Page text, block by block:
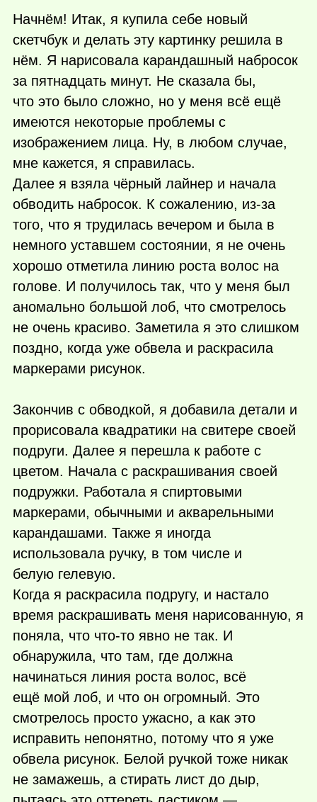
Начнём! Итак, я купила себе новый
скетчбук и делать эту картинку решила в
нём. Я нарисовала карандашный набросок
за пятнадцать минут. Не сказала бы,
что это было сложно, но у меня всё ещё
имеются некоторые проблемы с
изображением лица. Ну, в любом случае,
мне кажется, я справилась.
Далее я взяла чёрный лайнер и начала
обводить набросок. К сожалению, из-за
того, что я трудилась вечером и была в
немного уставшем состоянии, я не очень
хорошо отметила линию роста волос на
голове. И получилось так, что у меня был
аномально большой лоб, что смотрелось
не очень красиво. Заметила я это слишком
поздно, когда уже обвела и раскрасила
маркерами рисунок.
Закончив с обводкой, я добавила детали и
прорисовала квадратики на свитере своей
подруги. Далее я перешла к работе с
цветом. Начала с раскрашивания своей
подружки. Работала я спиртовыми
маркерами, обычными и акварельными
карандашами. Также я иногда
использовала ручку, в том числе и
белую гелевую.
Когда я раскрасила подругу, и настало
время раскрашивать меня нарисованную, я
поняла, что что-то явно не так. И
обнаружила, что там, где должна
начинаться линия роста волос, всё
ещё мой лоб, и что он огромный. Это
смотрелось просто ужасно, а как это
исправить непонятно, потому что я уже
обвела рисунок. Белой ручкой тоже никак
не замажешь, а стирать лист до дыр,